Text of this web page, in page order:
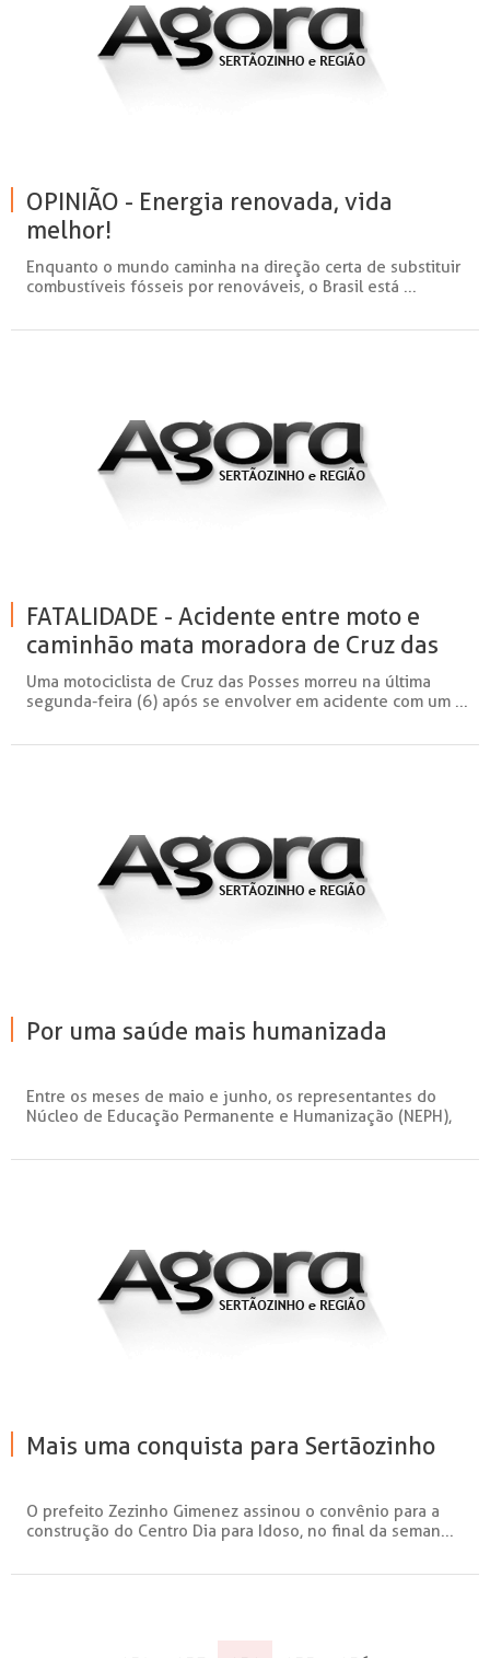
OPINIÃO - Energia renovada, vida
melhor!
Enquanto o mundo caminha na direção certa de substituir
combustíveis fósseis por renováveis, o Brasil está ...
FATALIDADE - Acidente entre moto e
caminhão mata moradora de Cruz das
Posses
Uma motociclista de Cruz das Posses morreu na última
segunda-feira (6) após se envolver em acidente com um ...
Por uma saúde mais humanizada
Entre os meses de maio e junho, os representantes do
Núcleo de Educação Permanente e Humanização (NEPH),
Mais uma conquista para Sertãozinho
O prefeito Zezinho Gimenez assinou o convênio para a
construção do Centro Dia para Idoso, no final da seman...